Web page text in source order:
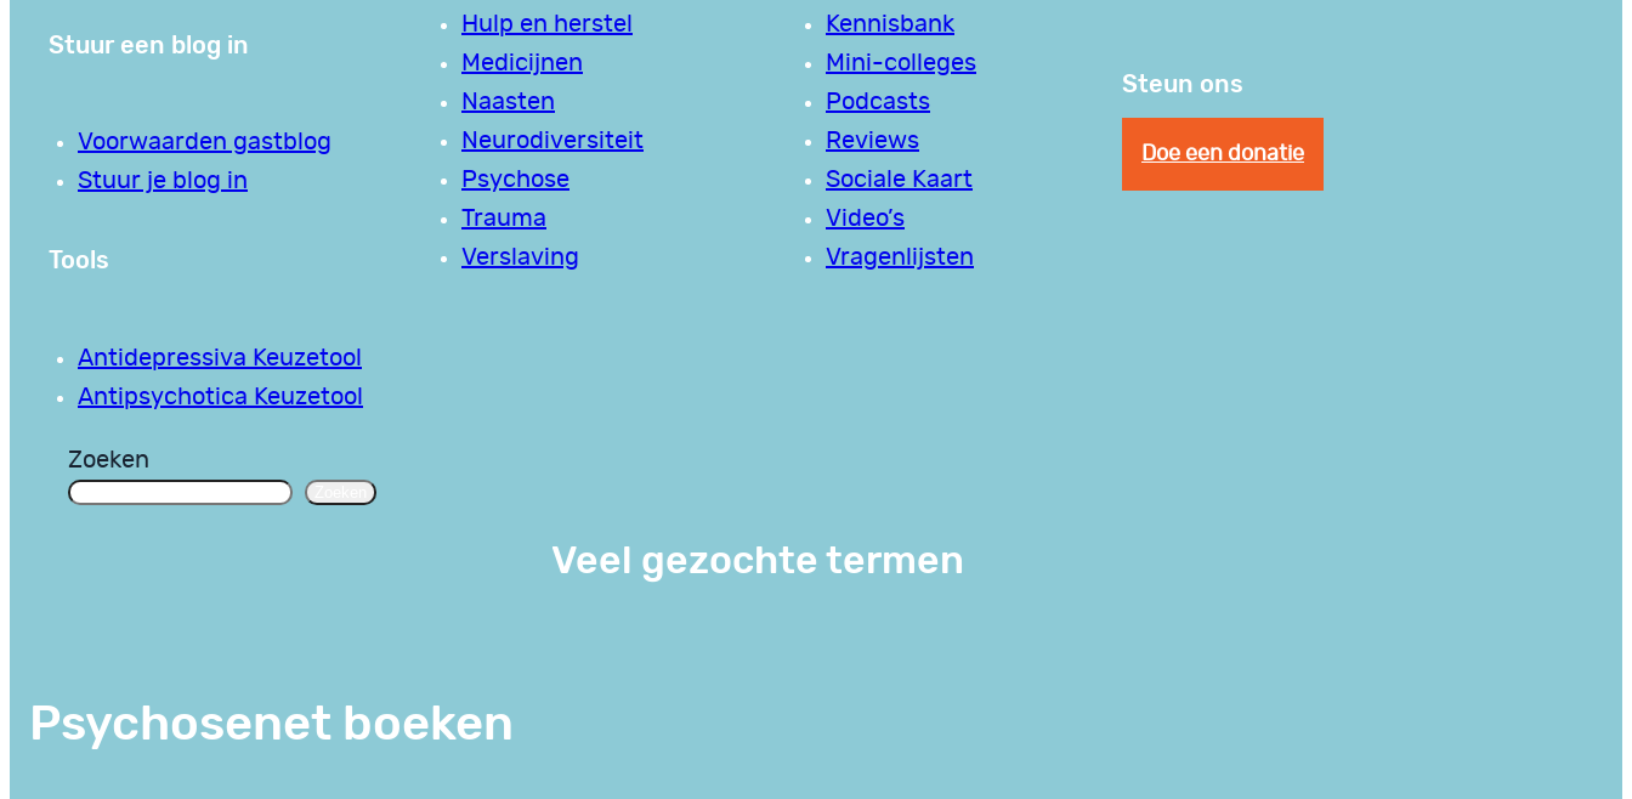
Stuur een blog in
Voorwaarden gastblog
Stuur je blog in
Tools
Antidepressiva Keuzetool
Antipsychotica Keuzetool
Hulp en herstel
Medicijnen
Naasten
Neurodiversiteit
Psychose
Trauma
Verslaving
Kennisbank
Mini-colleges
Podcasts
Reviews
Sociale Kaart
Video’s
Vragenlijsten
Steun ons
Doe een donatie
Zoeken
Veel gezochte termen
Psychosenet boeken